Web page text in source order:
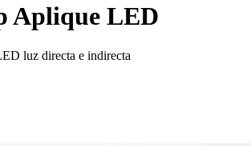
Aplique LED
luz directa e indirecta